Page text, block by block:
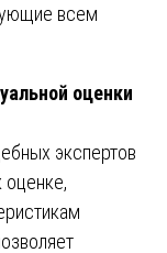
всем
оценки
экспертов
оценке,